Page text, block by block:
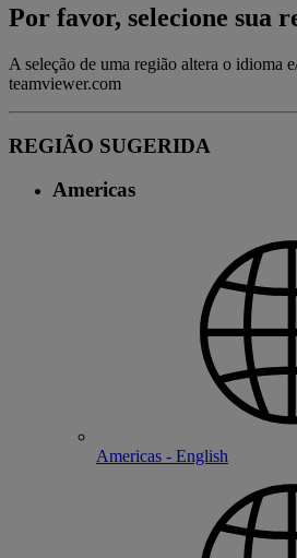
Por favor, selecione sua
A seleção de uma região altera o idioma
teamviewer.com
REGIÃO SUGERIDA
Americas
Americas - English